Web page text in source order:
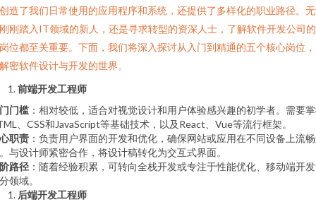
造了我们日常使用的应用程序和系统，还提供了多样化的职业路径。
刚踏入IT领域的新人，还是寻求转型的资深人士，了解软件开发公司
位都至关重要。下面，我们将深入探讨从入门到精通的五个核心岗位
密软件设计与开发的世界。
前端开发工程师
门槛 ：相对较低，适合对视觉设计和用户体验感兴趣的初学者。需要
、CSS和JavaScript等基础技术，以及React、Vue等流行框架。
职责 ：负责用户界面的开发和优化，确保网站或应用在不同设备上流
与设计师紧密合作，将设计稿转化为交互式界面。
路径 ：随着经验积累，可转向全栈开发或专注于性能优化、移动端开
领域。
后端开发工程师